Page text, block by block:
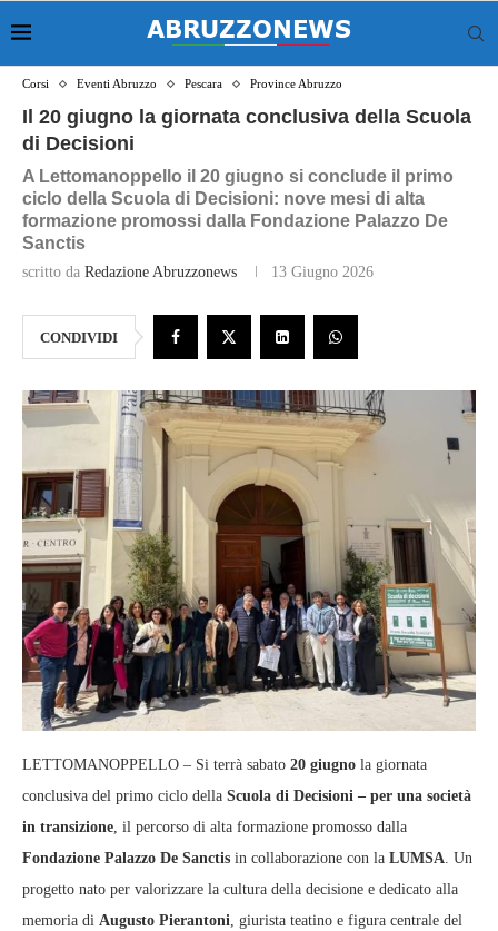
Corsi Eventi Abruzzo Pescara Province Abruzzo
Il 20 giugno la giornata conclusiva della Scuola
di Decisioni
A Lettomanoppello il 20 giugno si conclude il primo
ciclo della Scuola di Decisioni: nove mesi di alta
formazione promossi dalla Fondazione Palazzo De
Sanctis
scritto da Redazione Abruzzonews 13 Giugno 2026
CONDIVIDI
LETTOMANOPPELLO – Si terrà sabato 20 giugno la giornata
conclusiva del primo ciclo della Scuola di Decisioni – per una società
in transizione, il percorso di alta formazione promosso dalla
Fondazione Palazzo De Sanctis in collaborazione con la LUMSA. Un
progetto nato per valorizzare la cultura della decisione e dedicato alla
memoria di Augusto Pierantoni, giurista teatino e figura centrale del